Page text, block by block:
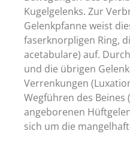
Kugelgelenks. Zur
Gelenkpfanne weist
faserknorpligen Ring,
acetabulare) auf.
und die übrigen
Verrenkungen
Wegführen des
angeborenen
sich um die